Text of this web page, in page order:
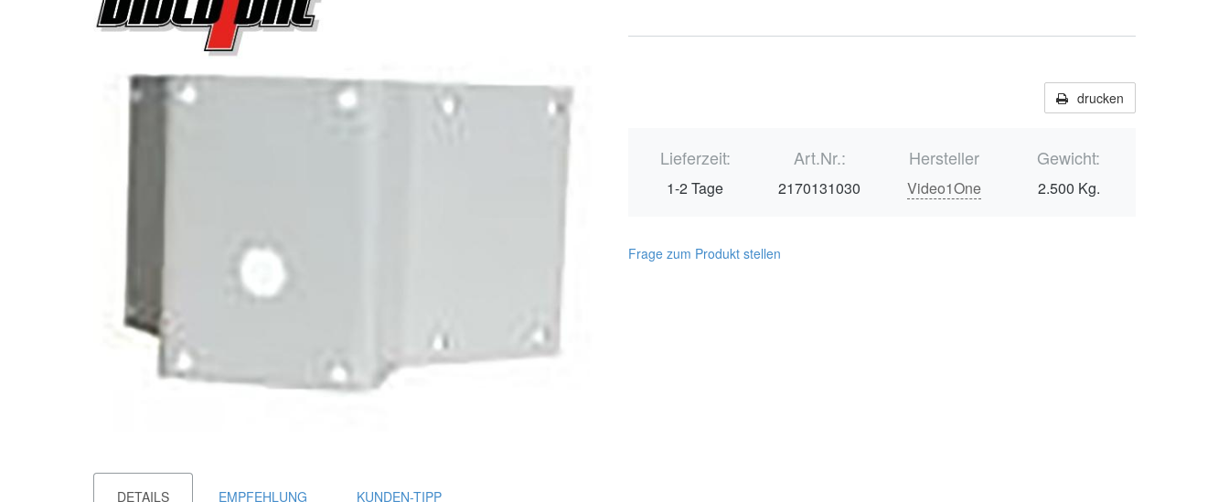
drucken
Lieferzeit:
1-2 Tage
Art.Nr.:
2170131030
Hersteller
Video1One
Gewicht:
2.500 Kg.
Frage zum Produkt stellen
DETAILS EMPFEHLUNG KUNDEN-TIPP